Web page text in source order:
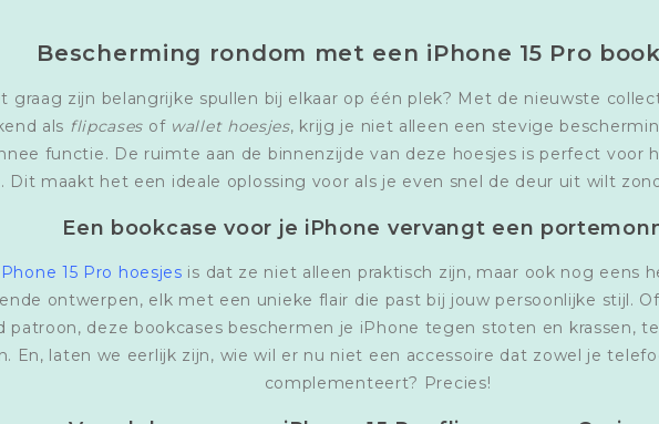
Bescherming rondom met een iPhone 15 Pro
graag zijn belangrijke spullen bij elkaar op één plek? Met de nieuwste
als flipcases of wallet hoesjes, krijg je niet alleen een stevige
functie. De ruimte aan de binnenzijde van deze hoesjes is perfect voor
Dit maakt het een ideale oplossing voor als je even snel de deur uit wilt
Een bookcase voor je iPhone vervangt een
15 Pro hoesjes is dat ze niet alleen praktisch zijn, maar ook nog eens
ontwerpen, elk met een unieke flair die past bij jouw persoonlijke stijl.
patroon, deze bookcases beschermen je iPhone tegen stoten en krassen,
En, laten we eerlijk zijn, wie wil er nu niet een accessoire dat zowel je
complementeert? Precies!